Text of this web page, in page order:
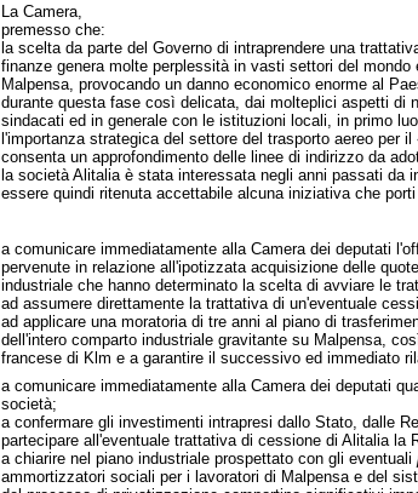
La Camera,
premesso che:
la scelta da parte del Governo di intraprendere una
finanze genera molte perplessità in vasti settori del
Malpensa, provocando un danno economico enorme al
durante questa fase così delicata, dai molteplici aspetti di
sindacati ed in generale con le istituzioni locali, in primo
l'importanza strategica del settore del trasporto aereo per
consenta un approfondimento delle linee di indirizzo da
la società Alitalia è stata interessata negli anni passati da
essere quindi ritenuta accettabile alcuna iniziativa che
a comunicare immediatamente alla Camera dei deputati
pervenute in relazione all'ipotizzata acquisizione delle
industriale che hanno determinato la scelta di avviare le
ad assumere direttamente la trattativa di un'eventuale
ad applicare una moratoria di tre anni al piano di
dell'intero comparto industriale gravitante su Malpensa,
francese di Klm e a garantire il successivo ed immediato
a comunicare immediatamente alla Camera dei deputati
società;
a confermare gli investimenti intrapresi dallo Stato, dalle
partecipare all'eventuale trattativa di cessione di Alitalia la
a chiarire nel piano industriale prospettato con gli eventuali
ammortizzatori sociali per i lavoratori di Malpensa e del